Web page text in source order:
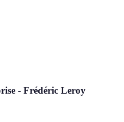
- Frédéric Leroy